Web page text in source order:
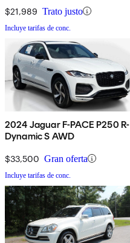
$21,989 Trato justo
Incluye tarifas de conc.
2024 Jaguar F-PACE P250 R-
Dynamic S AWD
$33,500 Gran oferta
Incluye tarifas de conc.